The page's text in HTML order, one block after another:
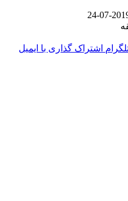
اشتراک گذاری با ایمیل